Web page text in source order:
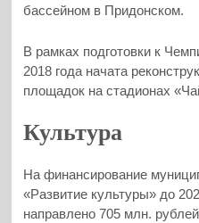
бассейном в Придонском.
В рамках подготовки к
2018 года начата
площадок на стадионах
Культура
На финансирование
«Развитие культуры» до
направлено 705 млн.